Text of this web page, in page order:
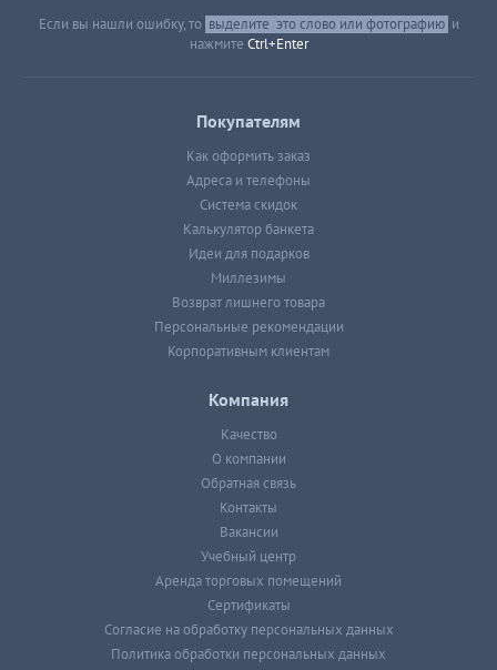
Если вы нашли ошибку, то выделите это слово или фотографию и
нажмите Ctrl+Enter
Покупателям
Как оформить заказ
Адреса и телефоны
Система скидок
Калькулятор банкета
Идеи для подарков
Миллезимы
Возврат лишнего товара
Персональные рекомендации
Корпоративным клиентам
Компания
Качество
О компании
Обратная связь
Контакты
Вакансии
Учебный центр
Аренда торговых помещений
Сертификаты
Согласие на обработку персональных данных
Политика обработки персональных данных